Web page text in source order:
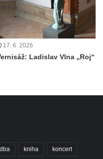
17. 6. 2026
Ladislav Vlna „Roj“
kniha koncert